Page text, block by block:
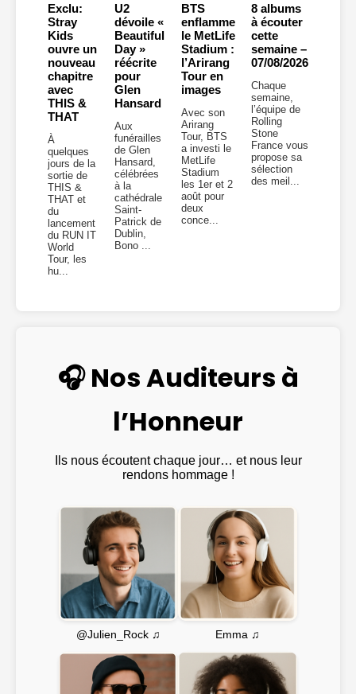
Exclu:
Stray
Kids
ouvre un
nouveau
chapitre
avec
THIS &
THAT
À
quelques
jours de la
sortie de
THIS &
THAT et
du
lancement
du RUN IT
World
Tour, les
hu...
U2
dévoile «
Beautiful
Day »
réécrite
pour
Glen
Hansard
Aux
funérailles
de Glen
Hansard,
célébrées
à la
cathédrale
Saint-
Patrick de
Dublin,
Bono ...
BTS
enflamme
le MetLife
Stadium :
l’Arirang
Tour en
images
Avec son
Arirang
Tour, BTS
a investi le
MetLife
Stadium
les 1er et 2
août pour
deux
conce...
8 albums
à écouter
cette
semaine –
07/08/2026
Chaque
semaine,
l’équipe de
Rolling
Stone
France vous
propose sa
sélection
des meil...
🎧 Nos Auditeurs à
l’Honneur
Ils nous écoutent chaque jour… et nous leur
rendons hommage !
@Julien_Rock ♫ Emma ♫